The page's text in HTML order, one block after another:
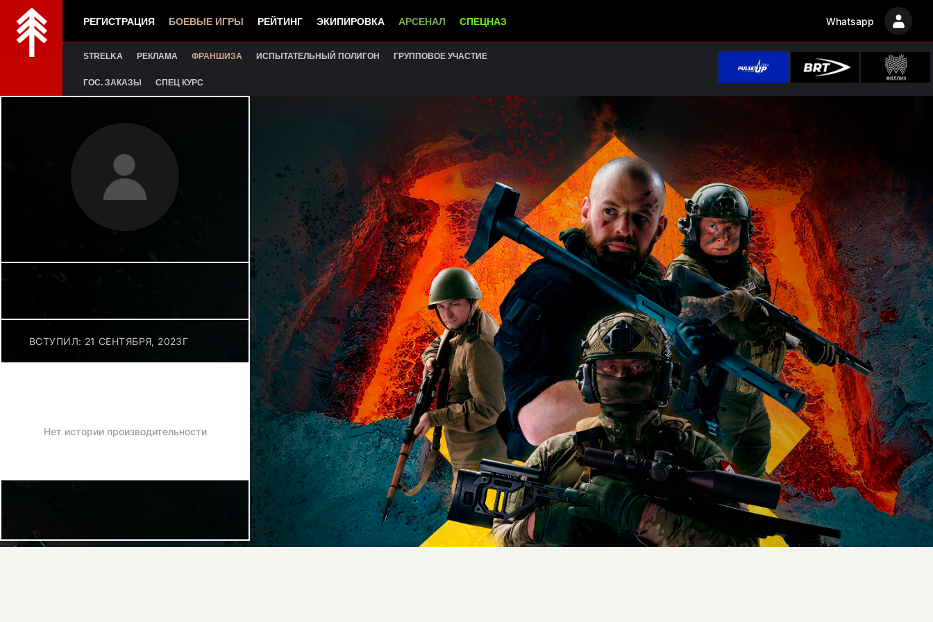
РЕГИСТРАЦИЯ БОЕВЫЕ ИГРЫ РЕЙТИНГ ЭКИПИРОВКА АРСЕНАЛ СПЕЦНАЗ Whatsapp
STRELKA РЕКЛАМА ФРАНШИЗА ИСПЫТАТЕЛЬНЫЙ ПОЛИГОН ГРУППОВОЕ УЧАСТИЕ
ГОС. ЗАКАЗЫ СПЕЦ КУРС
ВСТУПИЛ: 21 СЕНТЯБРЯ, 2023Г
Нет истории производительности